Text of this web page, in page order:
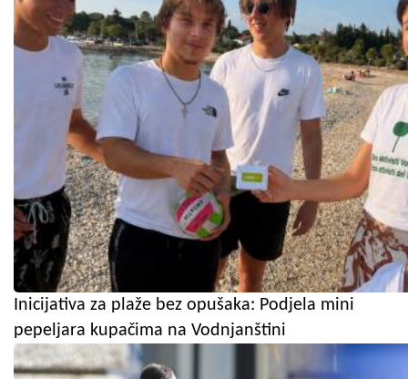
Inicijativa za plaže bez opušaka: Podjela mini
pepeljara kupačima na Vodnjanštini